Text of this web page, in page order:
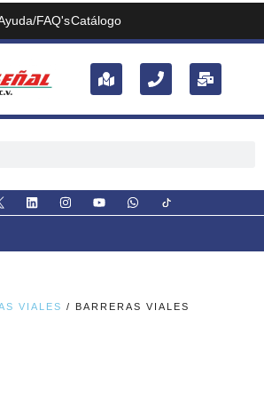
FAQ'sCatálogo
VIALES / BARRERAS VIALES